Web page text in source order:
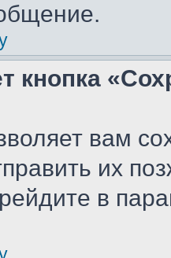
кнопка
вам
их
в